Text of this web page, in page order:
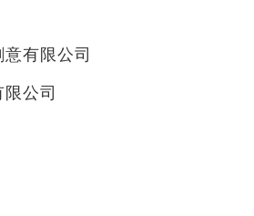
有限公司
公司